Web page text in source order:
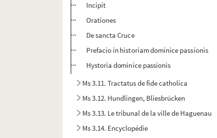
Incipit
Orationes
De sancta Cruce
Prefacio in historiam dominice passionis
Hystoria dominice passionis
Ms 3.11. Tractatus de fide catholica
Ms 3.12. Hundlingen, Bliesbrücken
Ms 3.13. Le tribunal de la ville de Haguenau
Ms 3.14. Encyclopédie